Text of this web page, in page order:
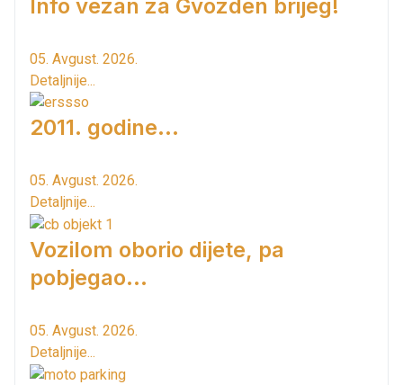
Info vezan za Gvozden brijeg!
05. Avgust. 2026.
Detaljnije...
2011. godine...
05. Avgust. 2026.
Detaljnije...
Vozilom oborio dijete, pa
pobjegao...
05. Avgust. 2026.
Detaljnije...